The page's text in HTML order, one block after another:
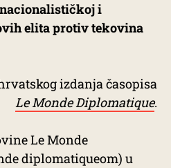
i
elita protiv tekovina
izdanja časopisa
Le Monde Diplomatique.
Le Monde
diplomatiqueom) u